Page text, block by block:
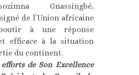
Gnassingbé,
de l’Union africaine
à une réponse
efficace à la situation
du continent.
efforts de Son Excellence